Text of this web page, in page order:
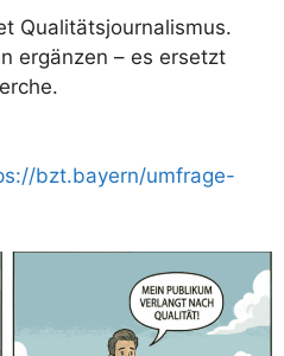
Qualitätsjournalismus.
ergänzen – es ersetzt
bzt.bayern/umfrage-